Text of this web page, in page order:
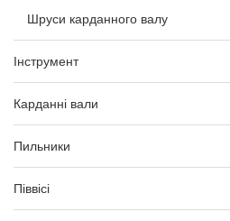
Шруси карданного валу
Інструмент
Карданні вали
Пильники
Піввісі